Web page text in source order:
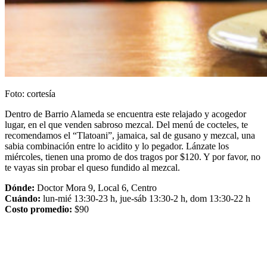
Foto: cortesía
Dentro de Barrio Alameda se encuentra este relajado y acogedor
lugar, en el que venden sabroso mezcal. Del menú de cocteles, te
recomendamos el “Tlatoani”, jamaica, sal de gusano y mezcal, una
sabia combinación entre lo acidito y lo pegador. Lánzate los
miércoles, tienen una promo de dos tragos por $120. Y por favor, no
te vayas sin probar el queso fundido al mezcal.
Dónde: Doctor Mora 9, Local 6, Centro
Cuándo: lun-mié 13:30-23 h, jue-sáb 13:30-2 h, dom 13:30-22 h
Costo promedio: $90